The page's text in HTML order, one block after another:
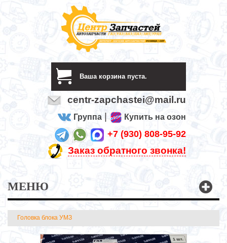
Ваша корзина пуста.
centr-zapchastei@mail.ru
Группа Купить на озон
+7 (930) 808-95-92
Заказ обратного звонка!
МЕНЮ
Головка блока УМЗ